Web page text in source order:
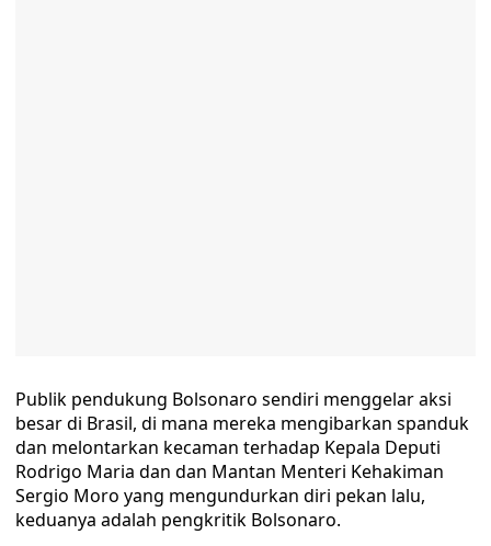
Publik pendukung Bolsonaro sendiri menggelar aksi
besar di Brasil, di mana mereka mengibarkan spanduk
dan melontarkan kecaman terhadap Kepala Deputi
Rodrigo Maria dan dan Mantan Menteri Kehakiman
Sergio Moro yang mengundurkan diri pekan lalu,
keduanya adalah pengkritik Bolsonaro.